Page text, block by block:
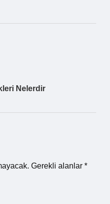
Nelerdir
Gerekli alanlar *